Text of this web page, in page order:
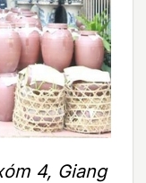
4, Giang